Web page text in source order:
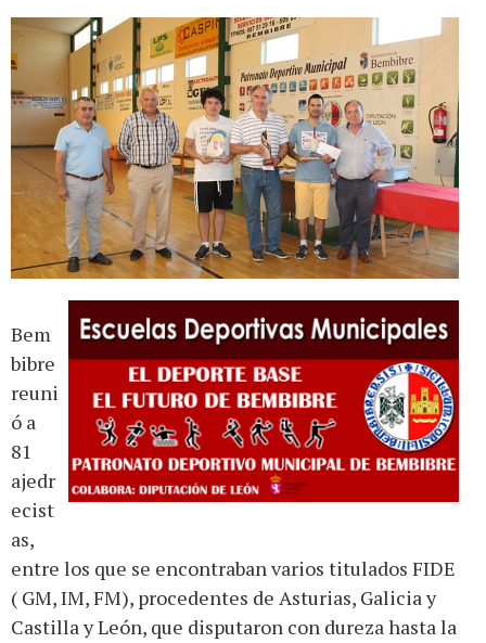
Bem
bibre
reuni
ó a
81
ajedr
ecist
as,
entre los que se encontraban varios titulados FIDE
( GM, IM, FM), procedentes de Asturias, Galicia y
Castilla y León, que disputaron con dureza hasta la